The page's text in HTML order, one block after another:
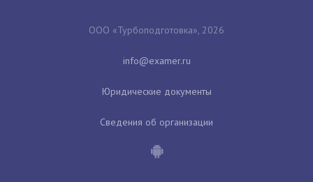
ООО «Турбоподготовка», 2026
Юридические документы
Сведения об организации